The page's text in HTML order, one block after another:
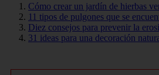
Cómo crear un jardín de hierbas
11 tipos de pulgones que se
Diez consejos para prevenir la
31 ideas para una decoración